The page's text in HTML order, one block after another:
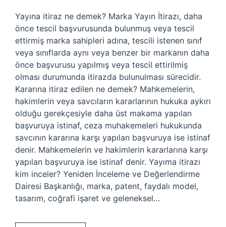
Yayına itiraz ne demek? Marka Yayın İtirazı, daha
önce tescil başvurusunda bulunmuş veya tescil
ettirmiş marka sahipleri adına, tescili istenen sınıf
veya sınıflarda aynı veya benzer bir markanın daha
önce başvurusu yapılmış veya tescil ettirilmiş
olması durumunda itirazda bulunulması sürecidir.
Kararına itiraz edilen ne demek? Mahkemelerin,
hakimlerin veya savcıların kararlarının hukuka aykırı
olduğu gerekçesiyle daha üst makama yapılan
başvuruya istinaf, ceza muhakemeleri hukukunda
savcının kararına karşı yapılan başvuruya ise istinaf
denir. Mahkemelerin ve hakimlerin kararlarına karşı
yapılan başvuruya ise istinaf denir. Yayıma itirazı
kim inceler? Yeniden İnceleme ve Değerlendirme
Dairesi Başkanlığı, marka, patent, faydalı model,
tasarım, coğrafi işaret ve geleneksel…